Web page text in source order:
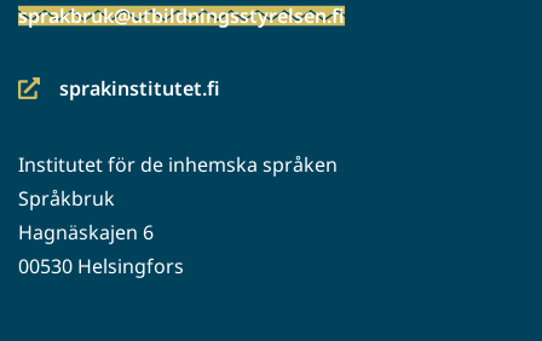
sprakbruk@utbildningsstyrelsen.fi
sprakinstitutet.fi
(siirryt
palveluun)
Institutet för de inhemska språken
Språkbruk
Hagnäskajen 6
00530 Helsingfors